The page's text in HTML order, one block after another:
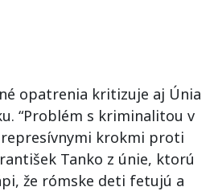
opatrenia kritizuje aj Únia
“Problém s kriminalitou v
represívnymi krokmi proti
Tanko z únie, ktorú
že rómske deti fetujú a